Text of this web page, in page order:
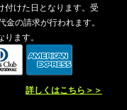
けた日となります。受
の請求が行われます。
ます。
詳しくはこちら＞＞